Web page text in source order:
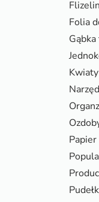
Folia
Papier